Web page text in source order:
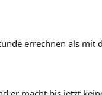
errechnen als mit